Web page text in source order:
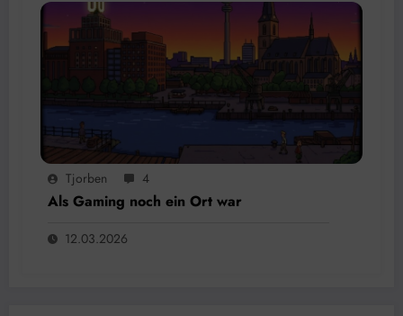
Tjorben 4
Als Gaming noch ein Ort war
12.03.2026